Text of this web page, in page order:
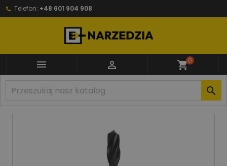
Telefon: +48 601 904 908
  shopping_cart0
